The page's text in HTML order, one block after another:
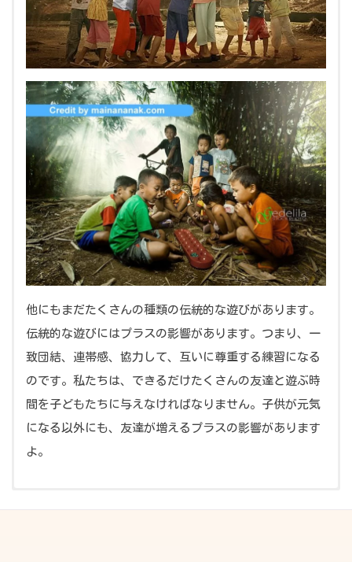
masih banyak lagi jenis permainan tradisional
lainnya. Permainan tradisional memiliki nilai positif,
yaitu melatih anak untuk kekompakan,
他にもまだたくさんの種類の伝統的な遊びがあります。
伝統的な遊びにはプラスの影響があります。つまり、一
致団結、連帯感、協力して、互いに尊重する練習になる
のです。私たちは、できるだけたくさんの友達と遊ぶ時
間を子どもたちに与えなければなりません。子供が元気
になる以外にも、友達が増えるプラスの影響があります
よ。